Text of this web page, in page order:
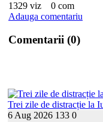
1329 viz
0 com
Adauga comentariu
Comentarii (0)
Trei zile de distracție la
6 Aug 2026 133 0